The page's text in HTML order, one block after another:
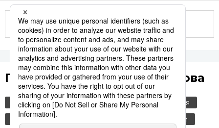
Другие статьи по теме
Популярные поисковые слова
общество jiji press политика
россия
шпионаж
туризм